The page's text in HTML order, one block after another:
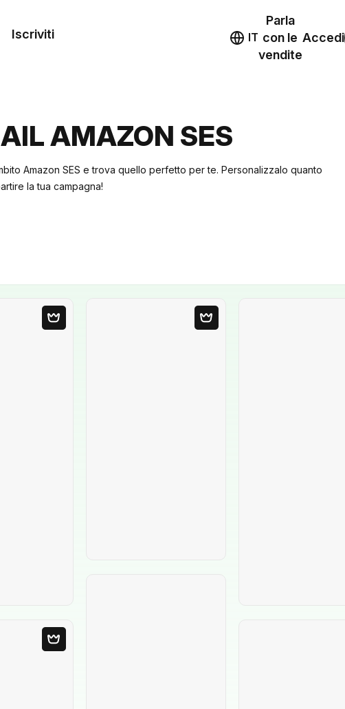
Iscriviti IT
Parla
con le
vendite
Accedi
AMAZON SES
Amazon SES e trova quello perfetto per te. Personalizzalo quanto
la tua campagna!